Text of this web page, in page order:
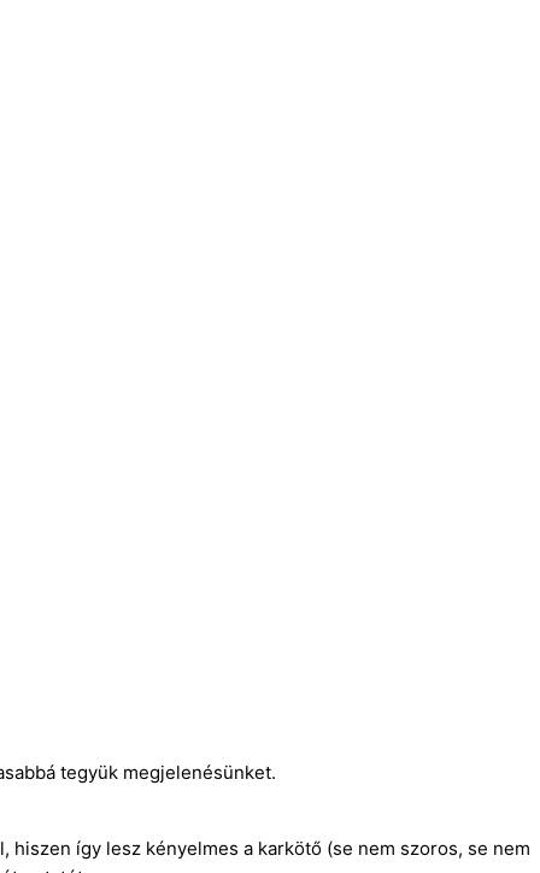
tegyük megjelenésünket.
így lesz kényelmes a karkötő (se nem szoros, se nem